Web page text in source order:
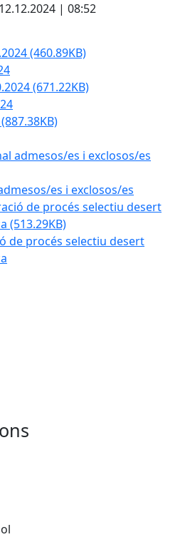
| 08:52
(460.89KB)
(671.22KB)
(887.38KB)
admesos/es i exclosos/es
es i exclosos/es
de procés selectiu desert
(513.29KB)
de procés selectiu desert